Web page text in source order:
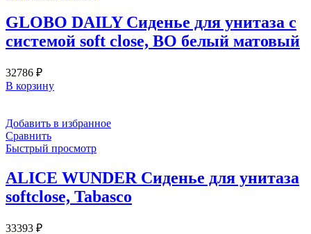
GLOBO DAILY Сиденье для унитаза с
системой soft close, BO белый матовый
32786 ₽
В корзину
Добавить в избранное
Сравнить
Быстрый просмотр
ALICE WUNDER Сиденье для унитаза
softclose, Tabasco
33393 ₽